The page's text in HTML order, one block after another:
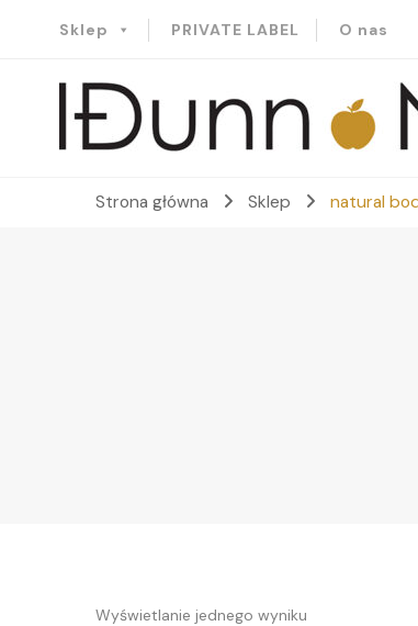
Sklep PRIVATE LABEL O nas
Idunn-Naturals
Strona główna Sklep natural
Wyświetlanie jednego wyniku